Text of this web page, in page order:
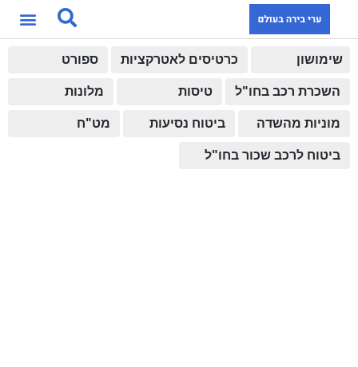
שימושון כרטיסים לאטרקציות ספורט
השכרת רכב בחו"ל טיסות מלונות
מוניות מהשדה ביטוח נסיעות מט"ח
ביטוח לרכב שכור בחו"ל